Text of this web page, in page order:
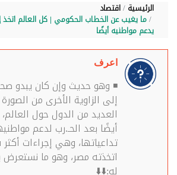
الرئيسية اقتصاد
ما يغيب عن الخطاب الحكومي | كل العالم اتخذ
يدعم مواطنيه أيضًا
اعرف
◾ وهو حديث وإن كان يبدو
إلى الزاوية الأخرى من
العديد من الدول حول
أيضًا بعد الحـ.رب لدعم
تداعياتها، وهي إجراءات أكثر
اتخذته مصر، وهو ما نستعرض